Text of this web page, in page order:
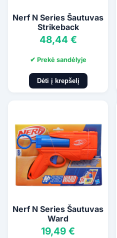
Nerf N Series Šautuvas
Strikeback
48,44 €
✔ Prekė sandėlyje
Dėti į krepšelį
Nerf N Series Šautuvas
Ward
19,49 €